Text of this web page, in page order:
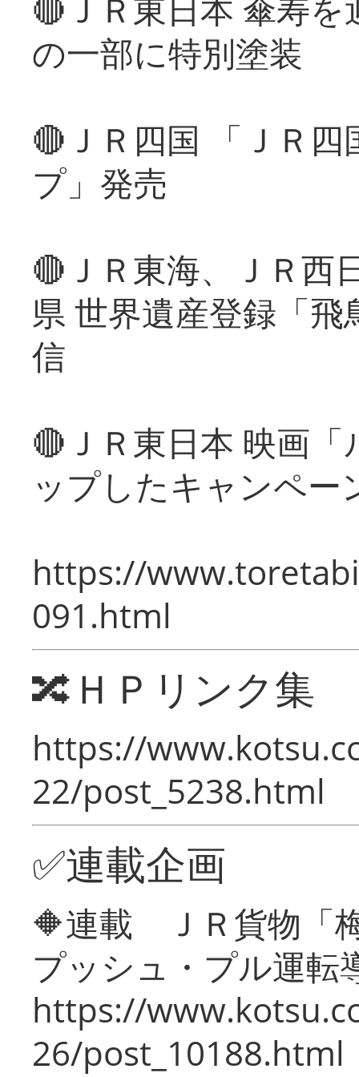
🔴ＪＲ東日本 傘寿
の一部に特別塗装
🔴ＪＲ四国 「ＪＲ
プ」発売
🔴ＪＲ東海、ＪＲ西
県 世界遺産登録「
信
🔴ＪＲ東日本 映画
ップしたキャンペー
https://
091.html
🔀ＨＰリンク集
https://
22/post_5238.html
✅連載企画
🔶連載 ＪＲ貨物「
プッシュ・プル運転
https://
26/post_10188.html